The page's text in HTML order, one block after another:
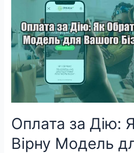
Оплата за Дію:
Вірну Модель